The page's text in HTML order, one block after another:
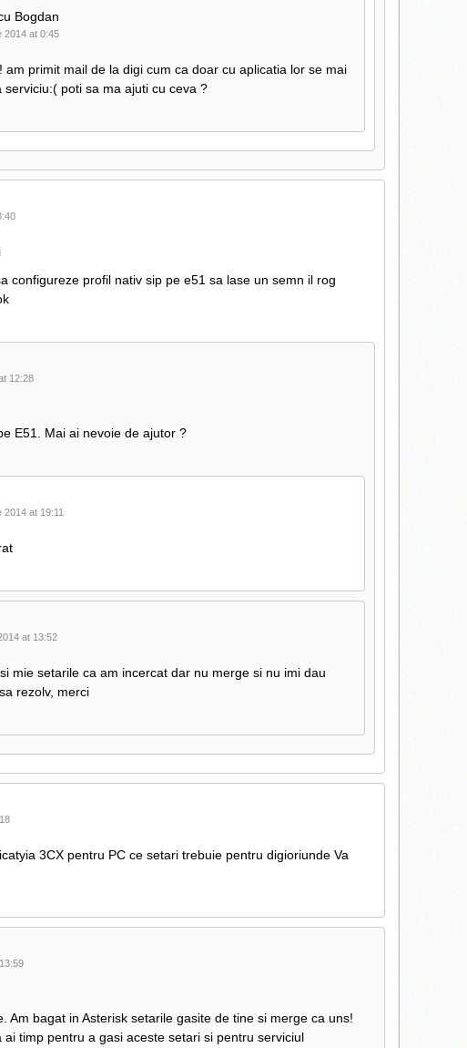
Bogdan
2014 at 0:45
am primit mail de la digi cum ca doar cu aplicatia lor se mai
serviciu:( poti sa ma ajuti cu ceva ?
configureze profil nativ sip pe e51 sa lase un semn il rog
12:28
E51. Mai ai nevoie de ajutor ?
2014 at 19:11
at 13:52
mie setarile ca am incercat dar nu merge si nu imi dau
rezolv, merci
3CX pentru PC ce setari trebuie pentru digioriunde Va
Am bagat in Asterisk setarile gasite de tine si merge ca uns!
timp pentru a gasi aceste setari si pentru serviciul